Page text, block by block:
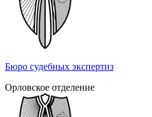
Бюро судебных экспертиз
Орловское отделение